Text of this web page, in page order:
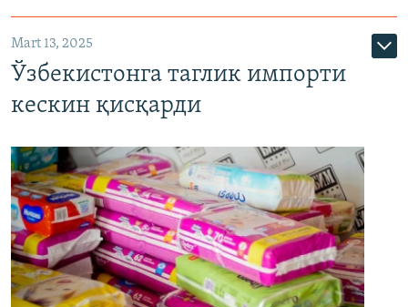
Mart 13, 2025
Ўзбекистонга таглик импорти
кескин қисқарди